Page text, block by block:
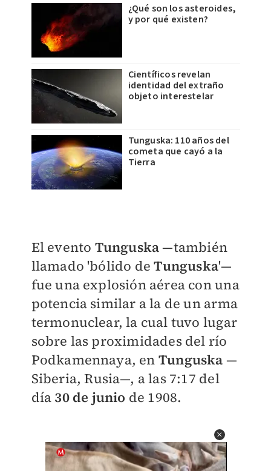
¿Qué son los asteroides,
y por qué existen?
Científicos revelan
identidad del extraño
objeto interestelar
Tunguska: 110 años del
cometa que cayó a la
Tierra
El evento Tunguska—también
llamado 'bólido deTunguska'—
fue una explosión aérea con una
potencia similar a la de un arma
termonuclear, la cual tuvo lugar
sobre las proximidades del río
Podkamennaya, en Tunguska —
Siberia, Rusia—, a las 7:17 del
día 30 de junio de 1908.